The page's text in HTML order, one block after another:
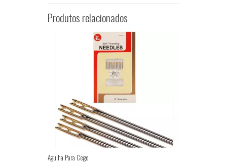
Produtos relacionados
Agulha Para Cego